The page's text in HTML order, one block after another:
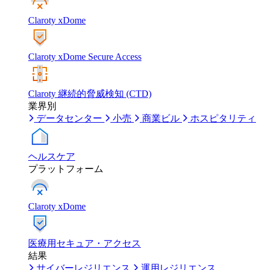
Claroty xDome
Claroty xDome Secure Access
Claroty 継続的脅威検知 (CTD)
業界別
データセンター
小売 商業ビル ホスピタリティ
ヘルスケア
プラットフォーム
Claroty xDome
医療用セキュア・アクセス
結果
サイバーレジリエンス
運用レジリエンス